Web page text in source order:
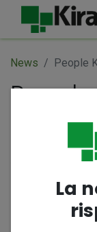
News People KIRANET /
People
il
La